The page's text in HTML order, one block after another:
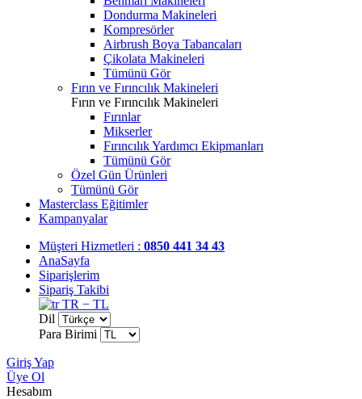
Dondurma Makineleri
Kompresörler
Airbrush Boya Tabancaları
Çikolata Makineleri
Tümünü Gör
Fırın ve Fırıncılık Makineleri
Fırın ve Fırıncılık Makineleri
Fırınlar
Mikserler
Fırıncılık Yardımcı Ekipmanları
Tümünü Gör
Özel Gün Ürünleri
Tümünü Gör
Masterclass Eğitimler
Kampanyalar
Müşteri Hizmetleri : 0850 441 34 43
AnaSayfa
Siparişlerim
Sipariş Takibi
TR − TL
Dil
Para Birimi
Giriş Yap
Üye Ol
Hesabım